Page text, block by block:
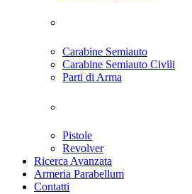
Carabine Semiauto
Carabine Semiauto Civili
Parti di Arma
Pistole
Revolver
Ricerca Avanzata
Armeria Parabellum
Contatti